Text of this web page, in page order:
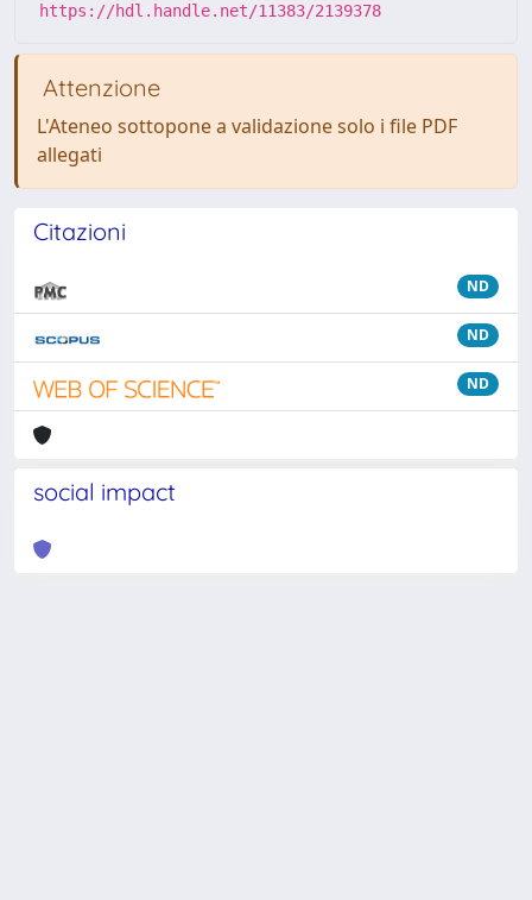
https://hdl.handle.net/11383/2139378
Attenzione
L'Ateneo sottopone a validazione solo i file PDF
allegati
Citazioni
ND
ND
ND
social impact